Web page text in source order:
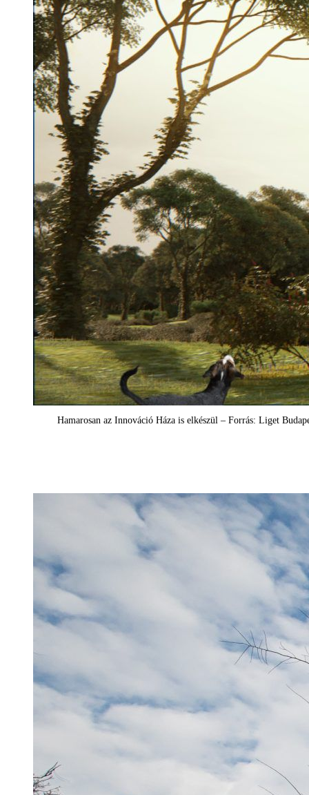
Hamarosan az Innováció Háza is elkészül – Forrás: Liget